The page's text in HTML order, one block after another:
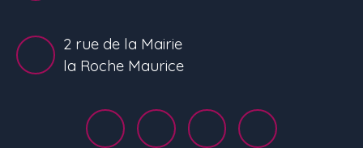
2 rue de la Mairie
la Roche Maurice